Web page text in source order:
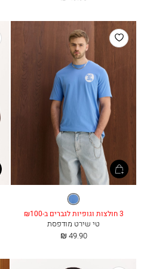
הוסף
למועדפים
כחול
איביזה
3 חולצות וגופיות לגברים ב-₪100
טי שירט מודפסת
החל
49.90 ₪